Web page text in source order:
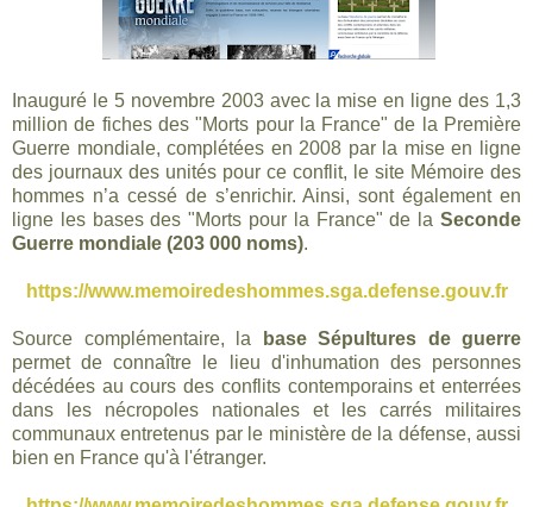
Inauguré le 5 novembre 2003 avec la mise en ligne des 1,3
million de fiches des "Morts pour la France" de la Première
Guerre mondiale, complétées en 2008 par la mise en ligne
des journaux des unités pour ce conflit, le site Mémoire des
hommes n’a cessé de s’enrichir. Ainsi, sont également en
ligne les bases des "Morts pour la France" de la Seconde
Guerre mondiale (203 000 noms).
https://www.memoiredeshommes.sga.defense.gouv.fr
Source complémentaire, la
base Sépultures de guerre
permet de connaître le lieu d'inhumation des personnes
décédées au cours des conflits contemporains et enterrées
dans les nécropoles nationales et les carrés militaires
communaux entretenus par le ministère de la défense, aussi
bien en France qu'à l'étranger.